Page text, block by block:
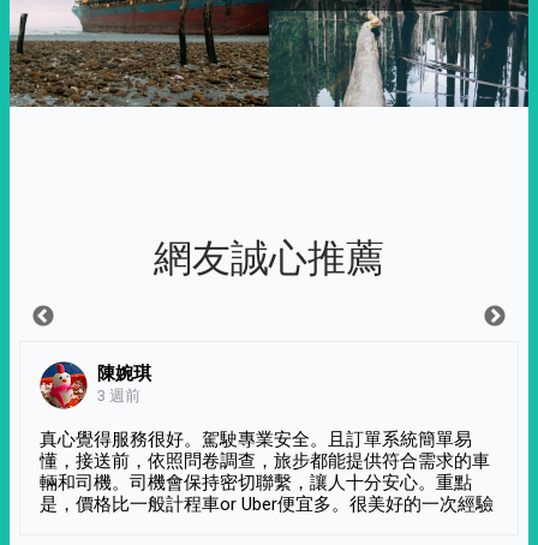
網友誠心推薦
陳婉琪
3 週前
真心覺得服務很好。駕駛專業安全。且訂單系統簡單易
懂，接送前，依照問卷調查，旅步都能提供符合需求的車
輛和司機。司機會保持密切聯繫，讓人十分安心。重點
是，價格比一般計程車or Uber便宜多。很美好的一次經驗